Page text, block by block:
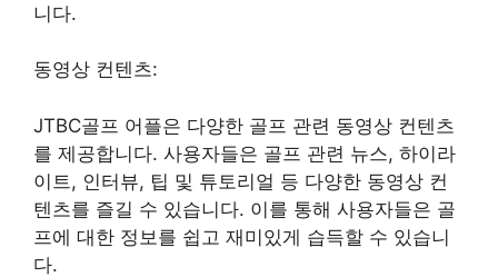
니다.
동영상 컨텐츠:
JTBC골프 어플은 다양한 골프 관련 동영상 컨텐츠
를 제공합니다. 사용자들은 골프 관련 뉴스, 하이라
이트, 인터뷰, 팁 및 튜토리얼 등 다양한 동영상 컨
텐츠를 즐길 수 있습니다. 이를 통해 사용자들은 골
프에 대한 정보를 쉽고 재미있게 습득할 수 있습니
다.